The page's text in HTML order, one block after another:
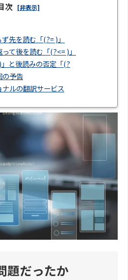
次 [非表示]
先を読む「(?= )」
て後を読む「(?<= )」
と後読みの否定「(?
の予告
ルの翻訳サービス
題だったか